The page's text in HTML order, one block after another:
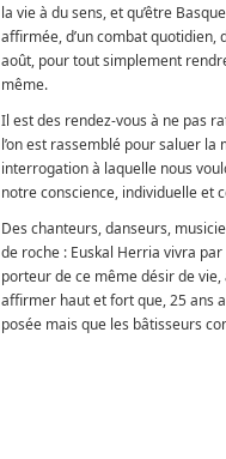
la vie à du sens, et qu’être
affirmée, d’un combat quotidien,
août, pour tout simplement
même.
Il est des rendez-vous à ne pas
l’on est rassemblé pour saluer
interrogation à laquelle nous
notre conscience, individuelle et
Des chanteurs, danseurs,
de roche : Euskal Herria vivra
porteur de ce même désir de
affirmer haut et fort que, 25 ans
posée mais que les bâtisseurs